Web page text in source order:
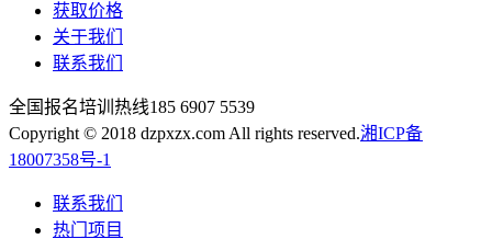
获取价格
关于我们
联系我们
全国报名培训热线185 6907 5539
Copyright © 2018 dzpxzx.com All rights reserved.湘ICP备
18007358号-1
联系我们
热门项目